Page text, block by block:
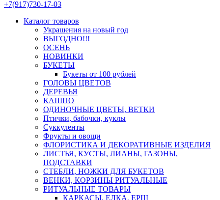
+7(917)730-17-03
Каталог товаров
Украшения на новый год
ВЫГОДНО!!!
ОСЕНЬ
НОВИНКИ
БУКЕТЫ
Букеты от 100 рублей
ГОЛОВЫ ЦВЕТОВ
ДЕРЕВЬЯ
КАШПО
ОДИНОЧНЫЕ ЦВЕТЫ, ВЕТКИ
Птички, бабочки, куклы
Суккуленты
Фрукты и овощи
ФЛОРИСТИКА И ДЕКОРАТИВНЫЕ ИЗДЕЛИЯ
ЛИСТЬЯ, КУСТЫ, ЛИАНЫ, ГАЗОНЫ,
ПОДСТАВКИ
СТЕБЛИ, НОЖКИ ДЛЯ БУКЕТОВ
ВЕНКИ, КОРЗИНЫ РИТУАЛЬНЫЕ
РИТУАЛЬНЫЕ ТОВАРЫ
КАРКАСЫ, ЕЛКА, ЕРШ